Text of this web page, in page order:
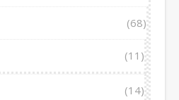
(68)
(11)
(14)